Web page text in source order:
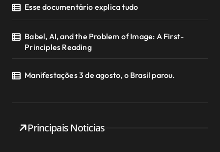
Esse documentário explica tudo
Babel, AI, and the Problem of Image: A First-
Principles Reading
Manifestações 3 de agosto, o Brasil parou.
Principais Noticias